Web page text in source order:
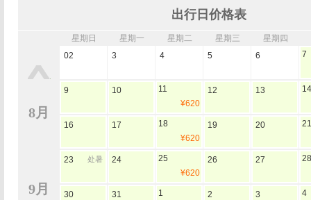
出行日价格表
8月
9月
星期日 星期一 星期二 星期三 星期四
02
3 4 5 6 7
9 10
11
¥620
12 13 14
16 17
18
¥620
19 20 21
23 处暑 24
25
¥620
26 27 28
30 31
1
2 3 4